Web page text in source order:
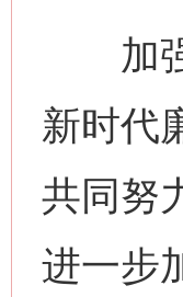
加强
新时代
共同努
进一步